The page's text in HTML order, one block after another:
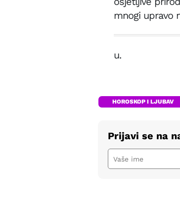
mnogi upravo
u.
HOROSKOP I LJUBAV
Prijavi se na